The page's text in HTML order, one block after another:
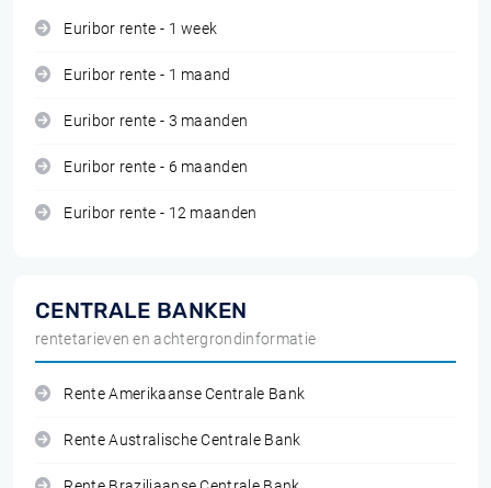
Euribor rente - 1 week
Euribor rente - 1 maand
Euribor rente - 3 maanden
Euribor rente - 6 maanden
Euribor rente - 12 maanden
CENTRALE BANKEN
rentetarieven en achtergrondinformatie
Rente Amerikaanse Centrale Bank
Rente Australische Centrale Bank